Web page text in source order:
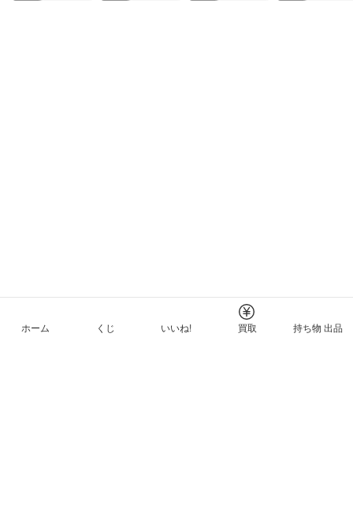
ホーム くじ いいね! 買取 持ち物 出品